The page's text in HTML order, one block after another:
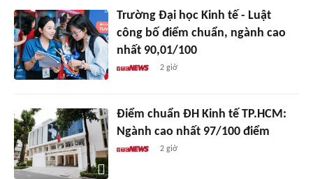
Trường Đại học Kinh tế - Luật
công bố điểm chuẩn, ngành cao
nhất 90,01/100
2 giờ
Điểm chuẩn ĐH Kinh tế TP.HCM:
Ngành cao nhất 97/100 điểm
2 giờ